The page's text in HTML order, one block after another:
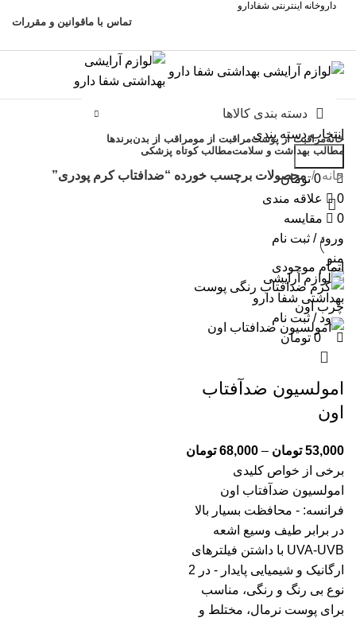
داروخانه اینترنتی شفادارو
تماس با ماقوانین و مقررات
انتخاب دسته بندی
جستجو
0 تومان
0
علاقه مندی
0
مقایسه
ورود / ثبت نام
منو
ورود / ثبت نام
0 تومان
دسته بندی کالاها
خانهمراقبت از پوستمراقبت از مومراقب از بدنبرندها
مطالب بهداشت و سلامتمطالب کوتاه پزشکی
خانه محصولات برچسب خورده “ضدافتاب کرم پودری”
اتمام موجودی
امولسیون ضدآفتاب
اون
53,000 تومان –
68,000 تومان
برخی از خواص کلیدی
امولسیون ضدآفتاب اون
فرانسه: - محافظت بسیار بالا
در برابر طیف وسیع اشعه
UVA-UVB با داشتن فیلترهای
ارگانیک و شیمیایی پایدار - در 2
نوع بی رنگ و رنگی، مناسب
برای پوست نرمال، مختلط و